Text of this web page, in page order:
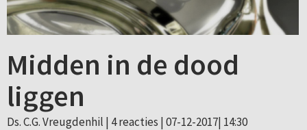
Midden in de dood
liggen
Ds. C.G. Vreugdenhil | 4 reacties | 07-12-2017| 14:30